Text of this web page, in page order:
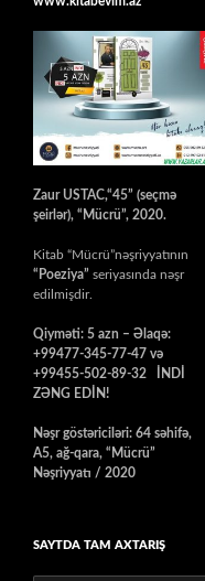
Zaur USTAC,“45” (seçmə
şeirlər), “Mücrü”, 2020.
Kitab “Mücrü”nəşriyyatının
“Poeziya” seriyasında nəşr
edilmişdir.
Qiyməti: 5 azn – Əlaqə:
+99477-345-77-47 və
+99455-502-89-32 İNDİ
ZƏNG EDİN!
Nəşr göstəriciləri: 64 səhifə,
A5, ağ-qara, “Mücrü”
Nəşriyyatı / 2020
SAYTDA TAM AXTARIŞ